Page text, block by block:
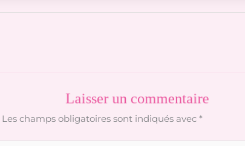
Laisser un commentaire
Les champs obligatoires sont indiqués avec *